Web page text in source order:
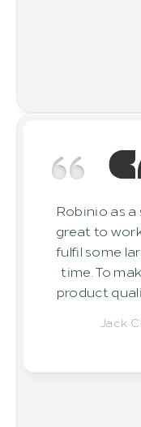
Robinio as a
great to
fulfil some
time. To
product
Jack